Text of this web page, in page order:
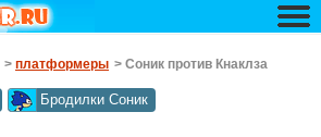
> платформеры > Соник против Кнаклза
Бродилки Соник